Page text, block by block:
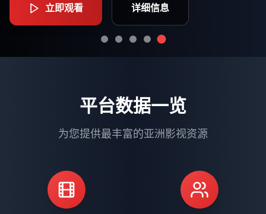
立即观看 详细信息
立即观看 详细信息
立即观看 详细信息
立即观看 详细信息
平台数据一览
为您提供最丰富的亚洲影视资源